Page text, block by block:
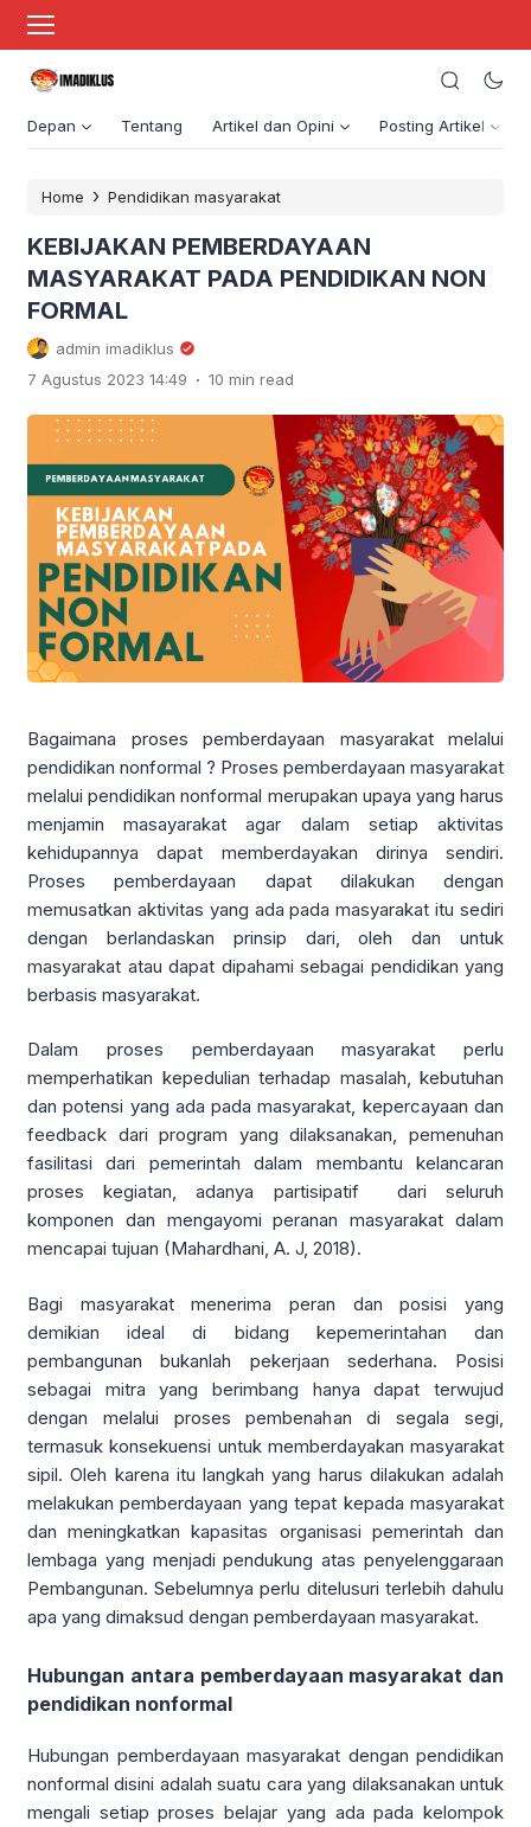
Depan Tentang Artikel dan Opini Posting Artikel
Home › Pendidikan masyarakat
KEBIJAKAN PEMBERDAYAAN
MASYARAKAT PADA PENDIDIKAN NON
FORMAL
admin imadiklus
7 Agustus 2023 14:49 . 10 min read
Bagaimana proses pemberdayaan masyarakat melalui
pendidikan nonformal ? Proses pemberdayaan masyarakat
melalui pendidikan nonformal merupakan upaya yang harus
menjamin masayarakat agar dalam setiap aktivitas
kehidupannya dapat memberdayakan dirinya sendiri.
Proses pemberdayaan dapat dilakukan dengan
memusatkan aktivitas yang ada pada masyarakat itu sediri
dengan berlandaskan prinsip dari, oleh dan untuk
masyarakat atau dapat dipahami sebagai pendidikan yang
berbasis masyarakat.
Dalam proses pemberdayaan masyarakat perlu
memperhatikan kepedulian terhadap masalah, kebutuhan
dan potensi yang ada pada masyarakat, kepercayaan dan
feedback dari program yang dilaksanakan, pemenuhan
fasilitasi dari pemerintah dalam membantu kelancaran
proses kegiatan, adanya partisipatif dari seluruh
komponen dan mengayomi peranan masyarakat dalam
mencapai tujuan (Mahardhani, A. J, 2018).
Bagi masyarakat menerima peran dan posisi yang
demikian ideal di bidang kepemerintahan dan
pembangunan bukanlah pekerjaan sederhana. Posisi
sebagai mitra yang berimbang hanya dapat terwujud
dengan melalui proses pembenahan di segala segi,
termasuk konsekuensi untuk memberdayakan masyarakat
sipil. Oleh karena itu langkah yang harus dilakukan adalah
melakukan pemberdayaan yang tepat kepada masyarakat
dan meningkatkan kapasitas organisasi pemerintah dan
lembaga yang menjadi pendukung atas penyelenggaraan
Pembangunan. Sebelumnya perlu ditelusuri terlebih dahulu
apa yang dimaksud dengan pemberdayaan masyarakat.
Hubungan antara pemberdayaan masyarakat dan
pendidikan nonformal
Hubungan pemberdayaan masyarakat dengan pendidikan
nonformal disini adalah suatu cara yang dilaksanakan untuk
mengali setiap proses belajar yang ada pada kelompok